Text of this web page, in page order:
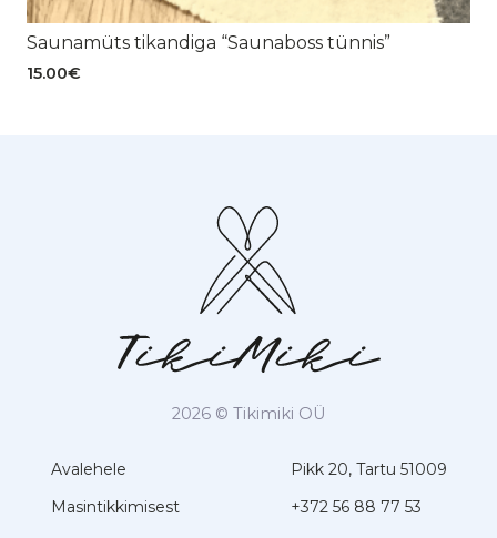
Saunamüts tikandiga “Saunaboss tünnis”
15.00€
2026 © Tikimiki OÜ
Avalehele
Masintikkimisest
Pikk 20, Tartu 51009
+372 56 88 77 53